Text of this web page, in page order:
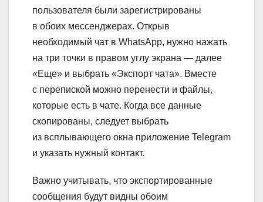
пользователя были зарегистрированы
в обоих мессенджерах. Открыв
необходимый чат в WhatsApp, нужно нажать
на три точки в правом углу экрана — далее
«Еще» и выбрать «Экспорт чата». Вместе
с перепиской можно перенести и файлы,
которые есть в чате. Когда все данные
скопированы, следует выбрать
из всплывающего окна приложение Telegram
и указать нужный контакт.
Важно учитывать, что экспортированные
сообщения будут видны обоим